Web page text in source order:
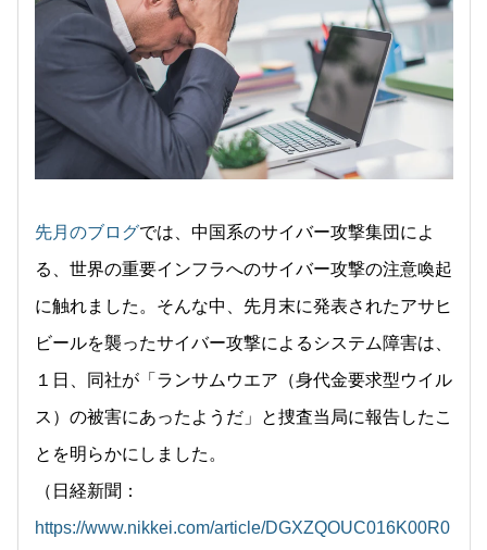
先月のブログでは、中国系のサイバー攻撃集団によ
る、世界の重要インフラへのサイバー攻撃の注意喚起
に触れました。そんな中、先月末に発表されたアサヒ
ビールを襲ったサイバー攻撃によるシステム障害は、
１日、同社が「ランサムウエア（身代金要求型ウイル
ス）の被害にあったようだ」と捜査当局に報告したこ
とを明らかにしました。
（日経新聞：
https://www.nikkei.com/article/DGXZQOUC016K00R0